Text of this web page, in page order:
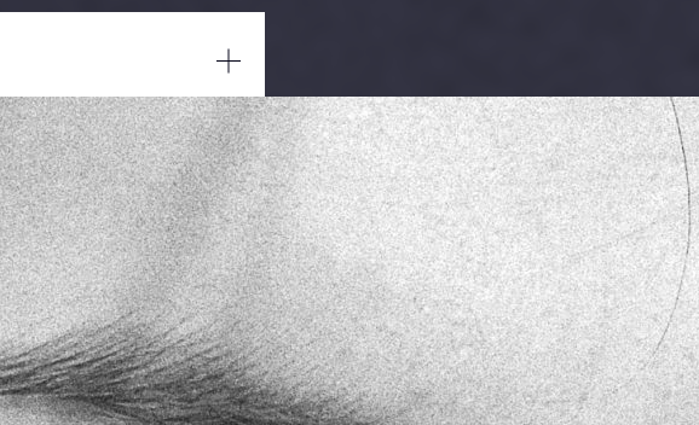
OLYMPUS CORPORATION
E-M10MarkII
1/1600
0 mm
100
08 septembre 2018
04 janvier 2022
/
Fermer